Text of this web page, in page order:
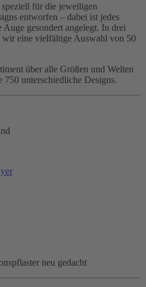
für die jeweiligen
entworfen – dabei ist jedes
gesondert angelegt. In drei
wir eine vielfältige Auswahl von 50
über alle Größen und Welten
unterschiedliche Designs.